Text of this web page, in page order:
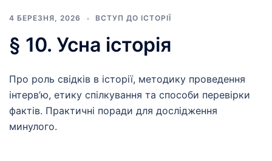
4 БЕРЕЗНЯ, 2026 ВСТУП ДО ІСТОРІЇ
§ 10. Усна історія
Про роль свідків в історії, методику проведення
інтерв’ю, етику спілкування та способи перевірки
фактів. Практичні поради для дослідження
минулого.